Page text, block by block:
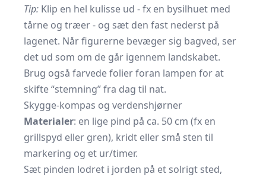
Tip: Klip en hel kulisse ud - fx en bysilhuet med
tårne og træer - og sæt den fast nederst på
lagenet. Når figurerne bevæger sig bagved, ser
det ud som om de går igennem landskabet.
Brug også farvede folier foran lampen for at
skifte “stemning” fra dag til nat.
Skygge-kompas og verdenshjørner
Materialer: en lige pind på ca. 50 cm (fx en
grillspyd eller gren), kridt eller små sten til
markering og et ur/timer.
Sæt pinden lodret i jorden på et solrigt sted,